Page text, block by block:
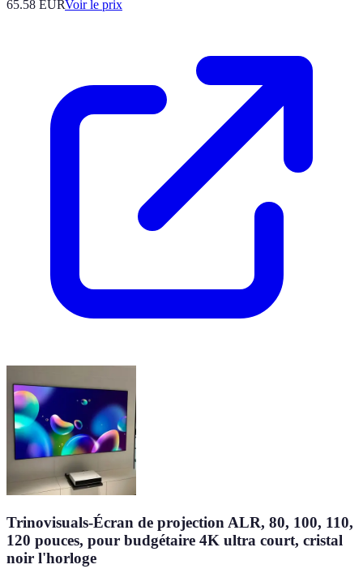
65.58 EURVoir le prix
Trinovisuals-Écran de projection ALR, 80, 100, 110,
120 pouces, pour budgétaire 4K ultra court, cristal
noir l'horloge